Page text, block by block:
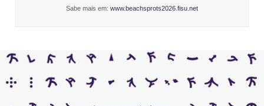
Sabe mais em: www.beachsprots2026.fisu.net